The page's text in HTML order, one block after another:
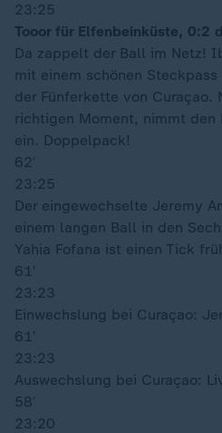
23:25
Tooor für Elfenbeinküste, 0:2
Da zappelt der Ball im Netz!
mit einem schönen
der Fünferkette von Curaçao.
richtigen Moment, nimmt
ein. Doppelpack!
62′
23:25
Der eingewechselte Jeremy
einem langen Ball in den
Yahia Fofana ist einen Tick
61′
23:23
Einwechslung bei Curaçao:
61′
23:23
Auswechslung bei Curaçao:
58′
23:20